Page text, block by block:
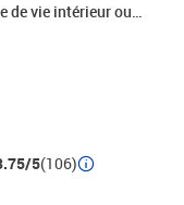
de vie intérieur ou
d'acacia massif est
textilène robuste est
à nettoyer.Design
être plié facilement
utilisé.Fonctions
bien comme
séparer une zone
5(106)